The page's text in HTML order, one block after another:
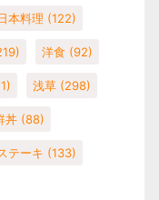
本料理 (122)
洋食 (92)
浅草 (298)
丼 (88)
テーキ (133)